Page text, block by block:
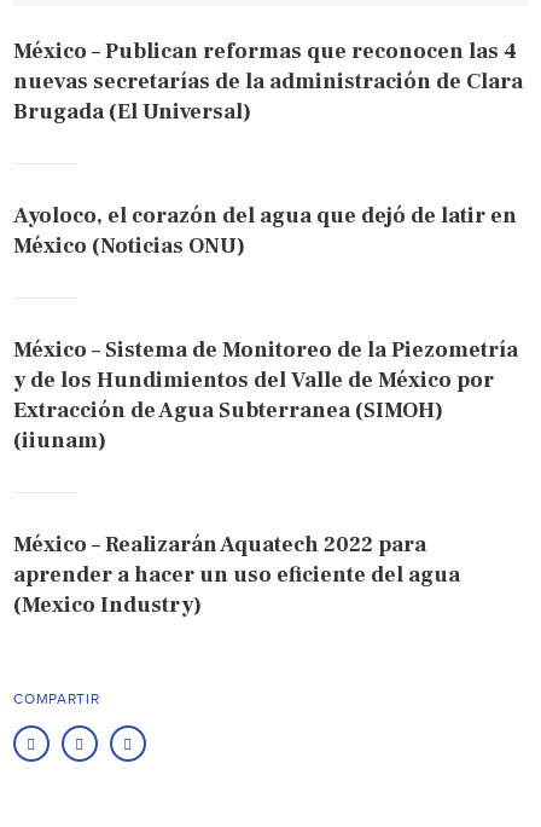
México – Publican reformas que reconocen las 4
nuevas secretarías de la administración de Clara
Brugada (El Universal)
Ayoloco, el corazón del agua que dejó de latir en
México (Noticias ONU)
México – Sistema de Monitoreo de la Piezometría
y de los Hundimientos del Valle de México por
Extracción de Agua Subterranea (SIMOH)
(iiunam)
México – Realizarán Aquatech 2022 para
aprender a hacer un uso eficiente del agua
(Mexico Industry)
COMPARTIR